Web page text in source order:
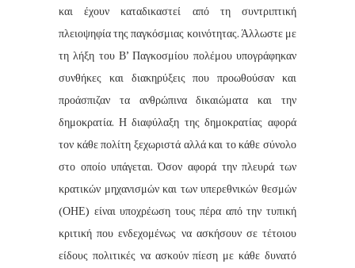
και έχουν καταδικαστεί από τη συντριπτική
πλειοψηφία της παγκόσμιας κοινότητας. Άλλωστε με
τη λήξη του Β’ Παγκοσμίου πολέμου υπογράφηκαν
συνθήκες και διακηρύξεις που προωθούσαν και
προάσπιζαν τα ανθρώπινα δικαιώματα και την
δημοκρατία. Η διαφύλαξη της δημοκρατίας αφορά
τον κάθε πολίτη ξεχωριστά αλλά και το κάθε σύνολο
στο οποίο υπάγεται. Όσον αφορά την πλευρά των
κρατικών μηχανισμών και των υπερεθνικών θεσμών
(ΟΗΕ) είναι υποχρέωση τους πέρα από την τυπική
κριτική που ενδεχομένως να ασκήσουν σε τέτοιου
είδους πολιτικές να ασκούν πίεση με κάθε δυνατό